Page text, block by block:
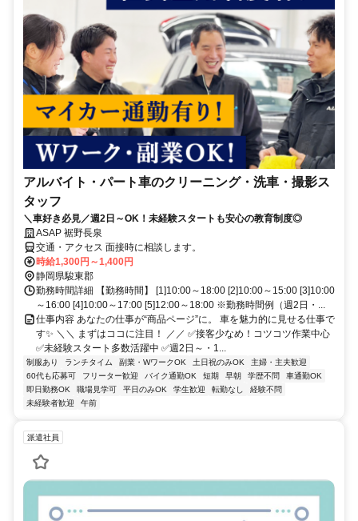
アルバイト・パート車のクリーニング・洗車・撮影ス
タッフ
＼車好き必見／週2日～OK！未経験スタートも安心の教育制度◎
ASAP 裾野長泉
交通・アクセス 面接時に相談します。
時給1,300円～1,400円
静岡県駿東郡
勤務時間詳細 【勤務時間】 [1]10:00～18:00 [2]10:00～15:00 [3]10:00
～16:00 [4]10:00～17:00 [5]12:00～18:00 ※勤務時間例（週2日・...
仕事内容 あなたの仕事が“商品ページ”に。 車を魅力的に見せる仕事で
す✨ ＼＼ まずはココに注目！ ／／ ✅️接客少なめ！コツコツ作業中心
✅️未経験スタート多数活躍中 ✅️週2日～・1...
制服あり ランチタイム 副業・WワークOK 土日祝のみOK
主婦・主夫歓迎
60代も応募可
フリーター歓迎 バイク通勤OK 短期 早朝 学歴不問
車通勤OK
即日勤務OK
職場見学可 平日のみOK 学生歓迎 転勤なし
経験不問
未経験者歓迎
午前
派遣社員